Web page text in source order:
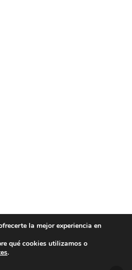
la mejor experiencia en
qué cookies utilizamos o
.